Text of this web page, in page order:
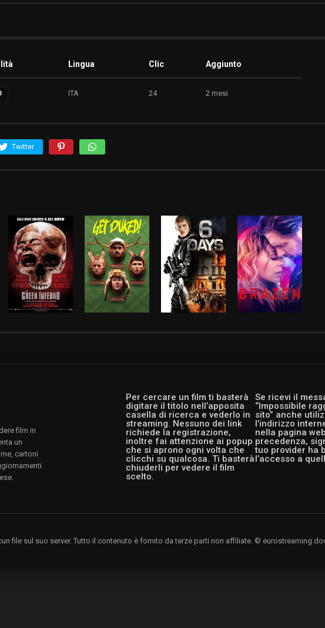
Lingua Clic Aggiunto
ITA 24 2 mesi
Twitter
Per cercare un film ti basterà
digitare il titolo nell’apposita
casella di ricerca e vederlo in
streaming. Nessuno dei link
richiede la registrazione,
inoltre fai attenzione ai popup
che si aprono ogni volta che
clicchi su qualcosa. Ti basterà
chiuderli per vedere il film
scelto.
Se ricevi il
“Impossibile
sito” anche
l’indirizzo
nella pagina
precedenza,
tuo provider ha
l’accesso a
film in
un
cartoni
file sul suo server. Tutto il contenuto è fornito da terze parti non affiliate. ©